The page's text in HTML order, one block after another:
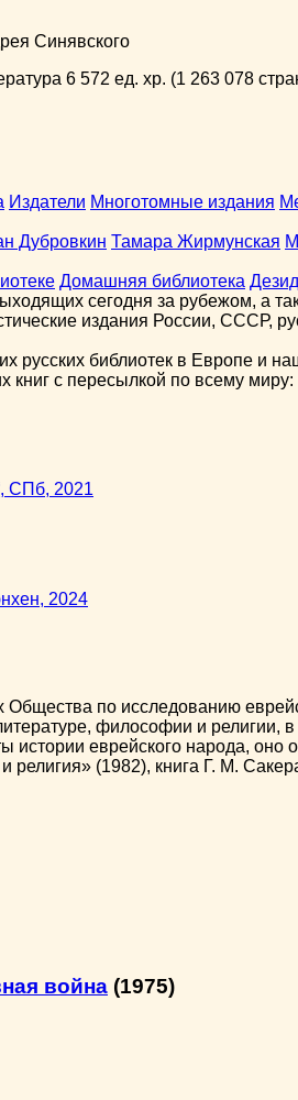
Синявского
6 572 ед. хр. (1 263 078
Издатели Многотомные издания
Дубровкин Тамара Жирмунская
Домашняя библиотека
сегодня за рубежом, а
издания России, СССР,
русских библиотек в Европе и
книг с пересылкой по всему
Общества по исследованию
философии и
истории еврейского народа,
религия» (1982), книга Г. М.
война (1975)